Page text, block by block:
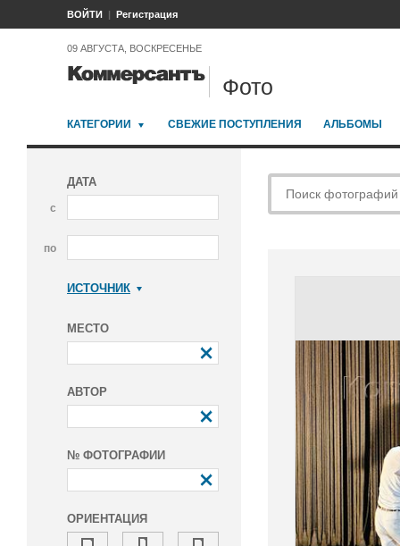
ВОЙТИ Регистрация
09 АВГУСТА, ВОСКРЕСЕНЬЕ
Фото
КАТЕГОРИИ СВЕЖИЕ ПОСТУПЛЕНИЯ АЛЬБОМЫ
ДАТА
с
по
ИСТОЧНИК
МЕСТО
АВТОР
№ ФОТОГРАФИИ
ОРИЕНТАЦИЯ